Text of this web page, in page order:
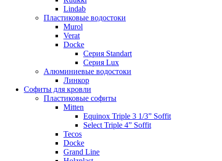
Lindab
Пластиковые водостоки
Murol
Verat
Docke
Серия Standart
Серия Lux
Алюминиевые водостоки
Линкор
Софиты для кровли
Пластиковые софиты
Mitten
Equinox Triple 3 1/3” Soffit
Select Triple 4” Soffit
Tecos
Docke
Grand Line